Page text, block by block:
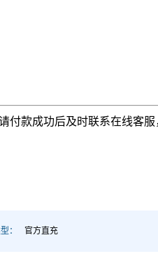
付款成功后及时联系在线客服
： 官方直充